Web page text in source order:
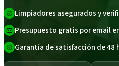
Limpiadores asegurados y
Presupuesto gratis por email
Garantía de satisfacción de 48